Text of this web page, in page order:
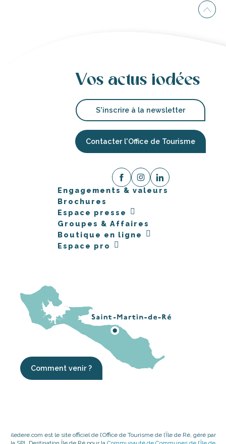
Vos actus iodées
S'inscrire à la newsletter
Contacter l'Office de Tourisme
Engagements & valeurs
Brochures
Espace presse
Groupes & Affaires
Boutique en ligne
Espace pro
Comment venir ?
iledere.com est le site officiel de l’Office de Tourisme de l’Île de Ré, géré par